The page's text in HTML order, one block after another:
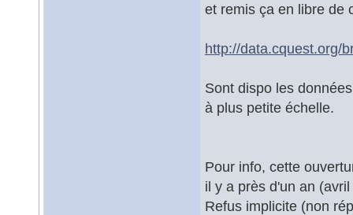
et remis ça en libre de
http://data.cquest.org/
Sont dispo les
à plus petite échelle.
Pour info, cette
il y a près d'un an
Refus implicite (non